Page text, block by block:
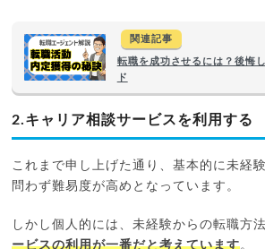
関連記事
転職を成功させるには？後悔
ド
2.キャリア相談サービスを利用する
これまで申し上げた通り、基本的に未経
問わず難易度が高めとなっています。
しかし個人的には、未経験からの転職方
ービスの利用が一番だと考えています。